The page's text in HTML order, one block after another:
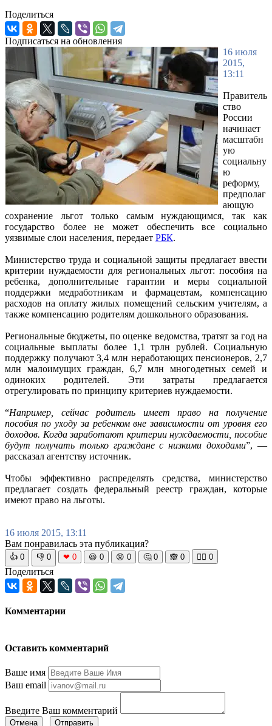
Поделиться
Подписаться на обновления
16 июля
2015,
13:11
Правитель
ство
России
начинает
масштабн
ую
социальну
ю
реформу,
предполаг
ающую
сохранение льгот только самым нуждающимся, так как
государство более не может обеспечить все социально
уязвимые слои населения, передает РБК.
Министерство труда и социальной защиты предлагает ввести
критерии нуждаемости для региональных льгот: пособия на
ребенка, дополнительные гарантии и меры социальной
поддержки медработникам и фармацевтам, компенсацию
расходов на оплату жилых помещений сельским учителям, а
также компенсацию родителям дошкольного образования.
Региональные бюджеты, по оценке ведомства, тратят за год на
социальные выплаты более 1,1 трлн рублей. Социальную
поддержку получают 3,4 млн неработающих пенсионеров, 2,7
млн малоимущих граждан, 6,7 млн многодетных семей и
одиноких родителей. Эти затраты предлагается
отрегулировать по принципу критериев нуждаемости.
“Например, сейчас родитель имеет право на получение
пособия по уходу за ребенком вне зависимости от уровня его
доходов. Когда заработают критерии нуждаемости, пособие
будут получать только граждане с низкими доходами”, —
рассказал агентству источник.
Чтобы эффективно распределять средства, министерство
предлагает создать федеральный реестр граждан, которые
имеют право на льготы.
16 июля 2015, 13:11
Вам понравилась эта публикация?
👍 0 👎 0 ❤ 0 😆 0 😡 0 🤔 0 🙈 0 🧘‍♀️ 0
Поделиться
Комментарии
Оставить комментарий
Ваше имя
Ваш email
Введите Ваш комментарий
Отмена Отправить